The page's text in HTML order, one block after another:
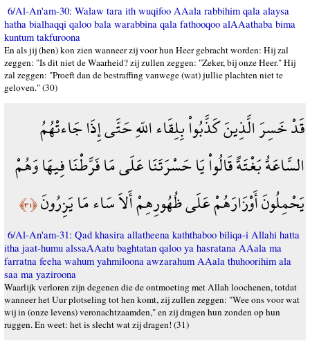
6/Al-An'am-30: Walaw tara ith wuqifoo AAala rabbihim qala alaysa
hatha bialhaqqi qaloo bala warabbina qala fathooqoo alAAathaba bima
kuntum takfuroona
En als jij (hen) kon zien wanneer zij voor hun Heer gebracht worden: Hij zal
zeggen: "Is dit niet de Waarheid? zij zullen zeggen: "Zeker, bij onze Heer." Hij
zal zeggen: "Proeft dan de bestraffing vanwege (wat) jullie plachten niet te
geloven." (30)
قَدْ خَسِرَ الَّذِينَ كَذَّبُواْ بِلِقَاء اللّهِ حَتَّى إِذَا جَاءتْهُمُ
السَّاعَةُ بَغْتَةً قَالُواْ يَا حَسْرَتَنَا عَلَى مَا فَرَّطْنَا فِيهَا وَهُمْ
يَحْمِلُونَ أَوْزَارَهُمْ عَلَى ظُهُورِهِمْ أَلاَ سَاء مَا يَزِرُونَ﴿٣١﴾
6/Al-An'am-31: Qad khasira allatheena kaththaboo biliqa-i Allahi hatta
itha jaat-humu alssaAAatu baghtatan qaloo ya hasratana AAala ma
farratna feeha wahum yahmiloona awzarahum AAala thuhoorihim ala
saa ma yaziroona
Waarlijk verloren zijn degenen die de ontmoeting met Allah loochenen, totdat
wanneer het Uur plotseling tot hen komt, zij zullen zeggen: "Wee ons voor wat
wij in (onze levens) veronachtzaamden," en zij dragen hun zonden op hun
ruggen. En weet: het is slecht wat zij dragen! (31)